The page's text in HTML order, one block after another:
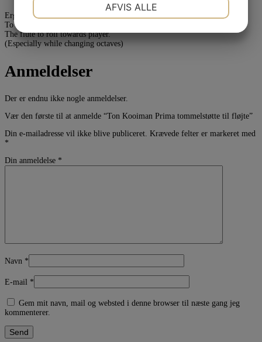
Ergonomically shaped thumb plateau prevents the thumb:
To slip away to the left
The flute to roll towards player.
(Especially while changing octaves)
Anmeldelser
Der er endnu ikke nogle anmeldelser.
Vær den første til at anmelde “Ton Kooiman Prima tommelstøtte til fløjte”
Din e-mailadresse vil ikke blive publiceret. Krævede felter er markeret med
*
Din anmeldelse *
Navn *
E-mail *
Gem mit navn, mail og websted i denne browser til næste gang jeg
kommenterer.
MARKETING
AFVIS ALLE